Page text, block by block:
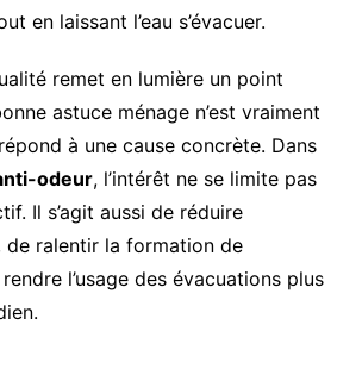
en laissant l’eau s’évacuer.
remet en lumière un point
astuce ménage n’est vraiment
à une cause concrète. Dans
odeur, l’intérêt ne se limite pas
Il s’agit aussi de réduire
de ralentir la formation de
l’usage des évacuations plus